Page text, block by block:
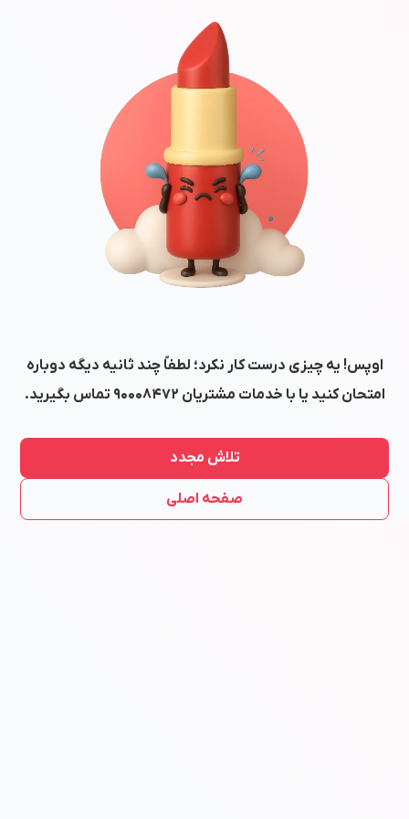
اوپس! یه چیزی درست کار نکرد؛ لطفاً چند ثانیه دیگه دوباره
امتحان کنید یا با خدمات مشتریان ۹۰۰۰۸۴۷۲ تماس بگیرید.
تلاش مجدد
صفحه اصلی